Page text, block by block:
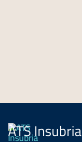
ATS Insubria